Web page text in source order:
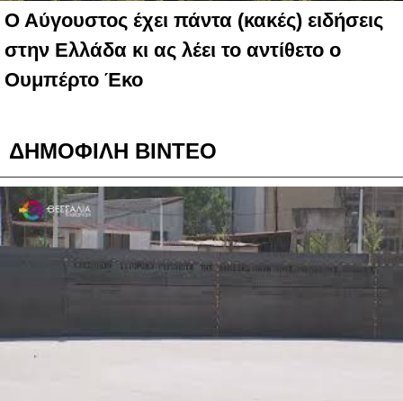
Ο Αύγουστος έχει πάντα (κακές) ειδήσεις
στην Ελλάδα κι ας λέει το αντίθετο ο
Ουμπέρτο Έκο
ΔΗΜΟΦΙΛΗ ΒΙΝΤΕΟ